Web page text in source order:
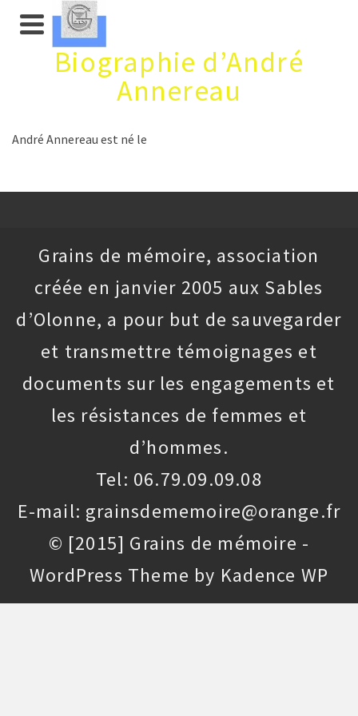
Biographie d’André
Annereau
André Annereau est né le
Grains de mémoire, association
créée en janvier 2005 aux Sables
d’Olonne, a pour but de sauvegarder
et transmettre témoignages et
documents sur les engagements et
les résistances de femmes et
d’hommes.
Tel: 06.79.09.09.08
E-mail: grainsdememoire@orange.fr
© [2015] Grains de mémoire -
WordPress Theme by Kadence WP